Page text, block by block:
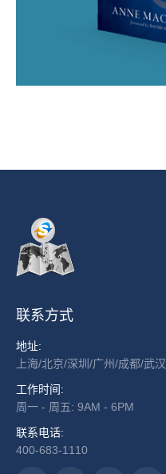
联系方式
地址:
上海/北京/深圳/广州/成都/武汉
工作时间:
周一 - 周五: 9AM - 6PM
联系电话:
400-683-1110